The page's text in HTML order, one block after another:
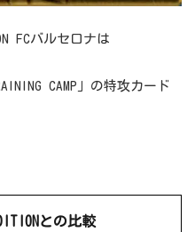
FCバルセロナは
CAMP」の特攻カード
との比較